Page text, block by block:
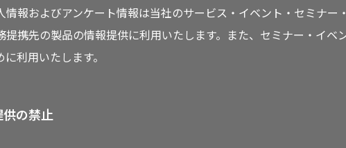
報およびアンケート情報は当社のサービス・イベント・セミナー
携先の製品の情報提供に利用いたします。また、セミナー・イベ
利用いたします。
の禁止